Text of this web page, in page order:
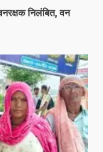
निलंबित, वन